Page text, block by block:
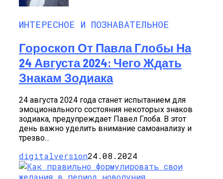
ИНТЕРЕСНОЕ И ПОЗНАВАТЕЛЬНОЕ
Гороскоп От Павла Глобы На
24 Августа 2024: Чего Ждать
Знакам Зодиака
24 августа 2024 года станет испытанием для
эмоционального состояния некоторых знаков
зодиака, предупреждает Павел Глоба. В этот
день важно уделить внимание самоанализу и
трезво...
digitalversion24.08.2024